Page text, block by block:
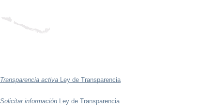
Transparencia activa Ley de Transparencia
Solicitar información Ley de Transparencia